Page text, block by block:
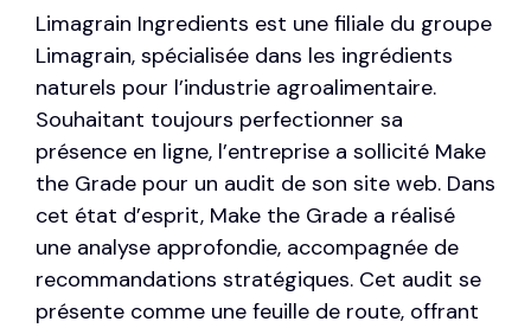
Limagrain Ingredients est une filiale du groupe
Limagrain, spécialisée dans les ingrédients
naturels pour l’industrie agroalimentaire.
Souhaitant toujours perfectionner sa
présence en ligne, l’entreprise a sollicité Make
the Grade pour un audit de son site web. Dans
cet état d’esprit, Make the Grade a réalisé
une analyse approfondie, accompagnée de
recommandations stratégiques. Cet audit se
présente comme une feuille de route, offrant